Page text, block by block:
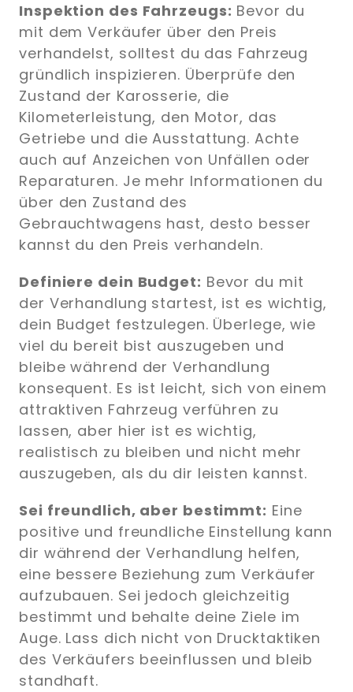
Inspektion des Fahrzeugs: Bevor du
mit dem Verkäufer über den Preis
verhandelst, solltest du das Fahrzeug
gründlich inspizieren. Überprüfe den
Zustand der Karosserie, die
Kilometerleistung, den Motor, das
Getriebe und die Ausstattung. Achte
auch auf Anzeichen von Unfällen oder
Reparaturen. Je mehr Informationen du
über den Zustand des
Gebrauchtwagens hast, desto besser
kannst du den Preis verhandeln.
Definiere dein Budget: Bevor du mit
der Verhandlung startest, ist es wichtig,
dein Budget festzulegen. Überlege, wie
viel du bereit bist auszugeben und
bleibe während der Verhandlung
konsequent. Es ist leicht, sich von einem
attraktiven Fahrzeug verführen zu
lassen, aber hier ist es wichtig,
realistisch zu bleiben und nicht mehr
auszugeben, als du dir leisten kannst.
Sei freundlich, aber bestimmt: Eine
positive und freundliche Einstellung kann
dir während der Verhandlung helfen,
eine bessere Beziehung zum Verkäufer
aufzubauen. Sei jedoch gleichzeitig
bestimmt und behalte deine Ziele im
Auge. Lass dich nicht von Drucktaktiken
des Verkäufers beeinflussen und bleib
standhaft.